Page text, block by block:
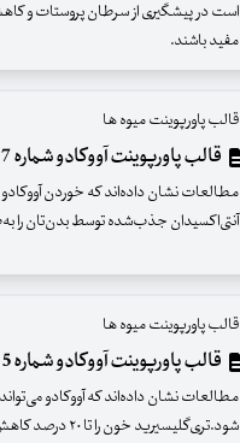
است در پیشگیری از سرطان پروستات و
مفید باشند.
قالب پاورپوینت میوه ها
قالب پاورپوینت آووکادو شماره 7
مطالعات نشان داده‌اند که خوردن آووکادو
آنتی‌اکسیدان جذب‌شده توسط بدن‌تان را
قالب پاورپوینت میوه ها
قالب پاورپوینت آووکادو شماره 5
مطالعات نشان داده‌اند که آووکادو